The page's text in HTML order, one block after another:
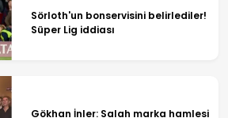
Sörloth'un bonservisini belirlediler!
Süper Lig iddiası
Gökhan İnler: Salah marka hamlesi